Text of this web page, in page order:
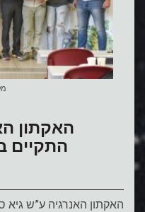
האקתון
התקיים
האקתון האנרגיה ע”ש גיא